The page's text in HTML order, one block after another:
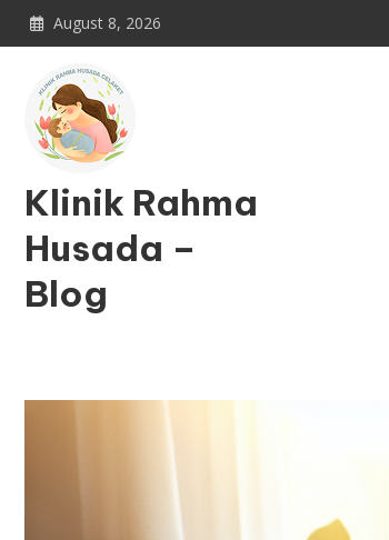
Skip
August 8, 2026
Klinik Rahma
Husada –
Blog